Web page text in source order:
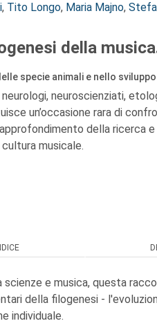
, Tito Longo, Maria Majno,
della
specie animali e nello
neuroscienziati,
un’occasione rara di
della ricerca
musicale.
e musica, questa
della filogenesi -
individuale.